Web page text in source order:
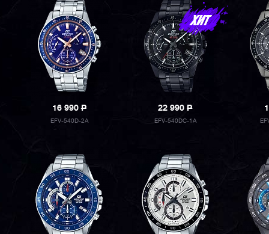
16 990P
EFV-540D-2A
22 990P
EFV-540DC-1A